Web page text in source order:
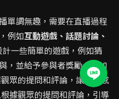
單調無趣，需要在直播過程
例如互動遊戲、話題討論、
一些簡單的遊戲，例如猜
，並給予參與者獎勵，增加
眾的提問和評論，讓觀眾感
據觀眾的提問和評論，引導